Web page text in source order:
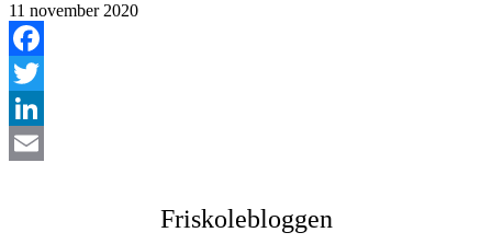
11 november 2020
Facebook
Twitter
LinkedIn
Friskolebloggen